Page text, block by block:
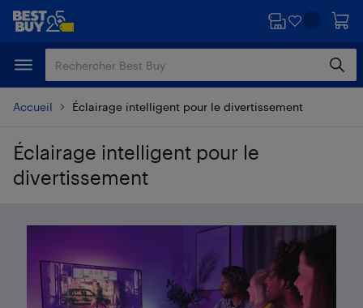
Passer
principal
Passer
Accueil Éclairage intelligent pour le divertissement
Éclairage intelligent pour le
divertissement